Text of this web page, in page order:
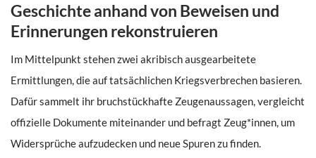
Geschichte anhand von Beweisen und
Erinnerungen rekonstruieren
Im Mittelpunkt stehen zwei akribisch ausgearbeitete
Ermittlungen, die auf tatsächlichen Kriegsverbrechen basieren.
Dafür sammelt ihr bruchstückhafte Zeugenaussagen, vergleicht
offizielle Dokumente miteinander und befragt Zeug*innen, um
Widersprüche aufzudecken und neue Spuren zu finden.